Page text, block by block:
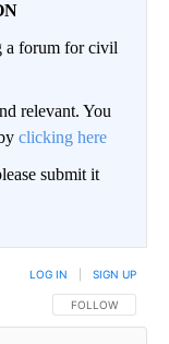
forum for civil
relevant. You
clicking here
submit it
FOLLOW THIS
FOLLOW
LOG IN SIGN UP